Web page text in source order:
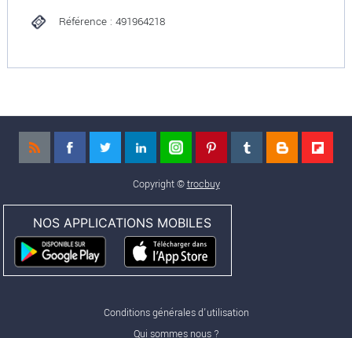
Référence : 491964218
Copyright ©trocbuy
NOS APPLICATIONS MOBILES
Conditions générales d'utilisation
Qui sommes nous ?